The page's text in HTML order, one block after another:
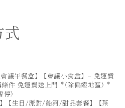
式
會議午餐盒】【會議小食盒】- 免運費
件 免運費送上門 *(除偏遠地區) *
停)
【生日/派對/船河/甜品套餐】【茶